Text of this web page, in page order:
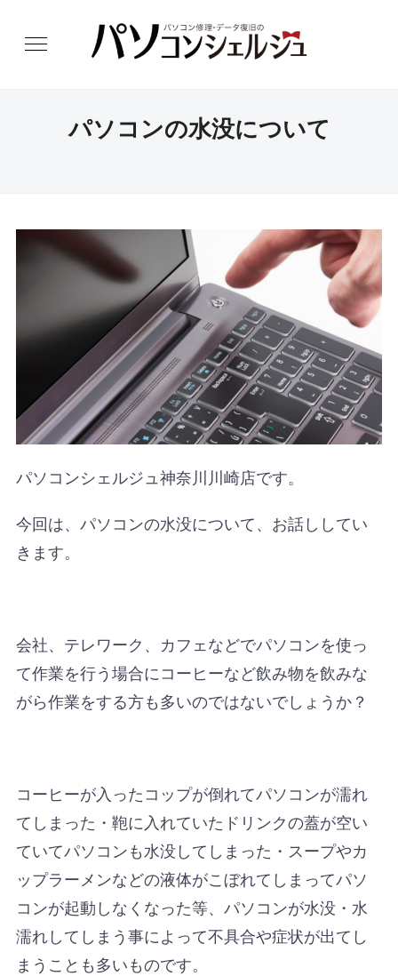
パソコンの水没について
パソコンシェルジュ神奈川川崎店です。
今回は、パソコンの水没について、お話ししてい
きます。
会社、テレワーク、カフェなどでパソコンを使っ
て作業を行う場合にコーヒーなど飲み物を飲みな
がら作業をする方も多いのではないでしょうか？
コーヒーが入ったコップが倒れてパソコンが濡れ
てしまった・鞄に入れていたドリンクの蓋が空い
ていてパソコンも水没してしまった・スープやカ
ップラーメンなどの液体がこぼれてしまってパソ
コンが起動しなくなった等、パソコンが水没・水
濡れしてしまう事によって不具合や症状が出てし
まうことも多いものです。